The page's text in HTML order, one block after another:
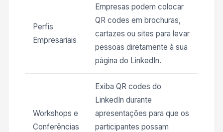
Perfis
Empresariais
Empresas podem colocar
QR codes em brochuras,
cartazes ou sites para levar
pessoas diretamente à sua
página do LinkedIn.
Workshops e
Conferências
Exiba QR codes do
LinkedIn durante
apresentações para que os
participantes possam